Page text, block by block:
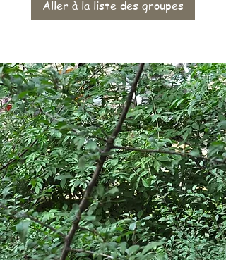
Aller à la liste des groupes